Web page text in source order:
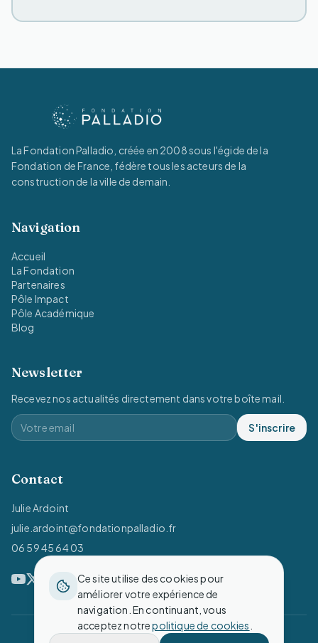
La Fondation Palladio, créée en 2008 sous l'égide de la
Fondation de France, fédère tous les acteurs de la
construction de la ville de demain.
Navigation
Accueil
La Fondation
Partenaires
Pôle Impact
Pôle Académique
Blog
Newsletter
Recevez nos actualités directement dans votre boîte mail.
S'inscrire
Contact
Julie Ardoint
julie.ardoint@fondationpalladio.fr
06 59 45 64 03
Tous droits réservés — © Fondation Palladio - 2026
Ce site utilise des cookies pour
améliorer votre expérience de
navigation. En continuant, vous
acceptez notrepolitique de cookies